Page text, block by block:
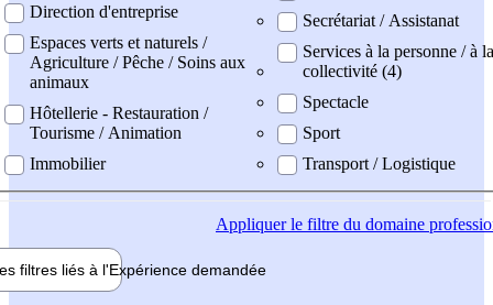
Direction d'entreprise
Espaces verts et naturels /
Agriculture / Pêche / Soins aux
animaux
Hôtellerie - Restauration /
Tourisme / Animation
Immobilier
Secrétariat / Assistanat
Services à la personne / à la
collectivité (4)
Spectacle
Sport
Transport / Logistique
Appliquerle filtre du domaine
filtres liés à l'Expérience demandée